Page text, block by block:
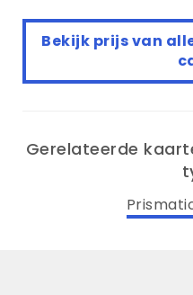
Bekijk prijs van
Gerelateerde